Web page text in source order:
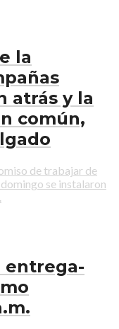
la
atrás y la
común,
de trabajar de
se instalaron
entrega-